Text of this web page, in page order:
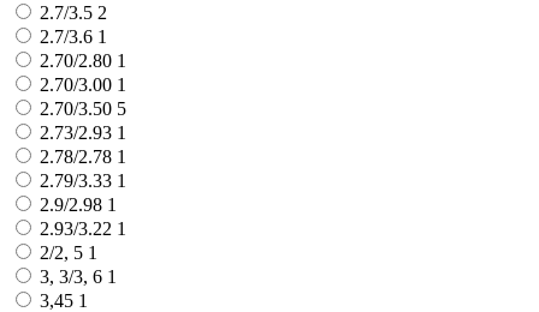
2.7/3.5 2
2.7/3.6 1
2.70/2.80 1
2.70/3.00 1
2.70/3.50 5
2.73/2.93 1
2.78/2.78 1
2.79/3.33 1
2.9/2.98 1
2.93/3.22 1
2/2, 5 1
3, 3/3, 6 1
3,45 1